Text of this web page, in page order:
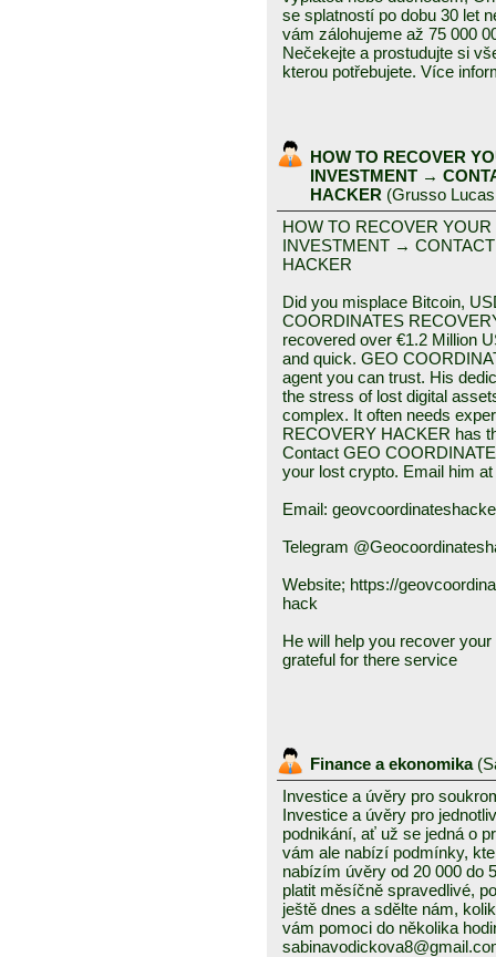
se splatností po dobu 30 let
vám zálohujeme až 75 000
Nečekejte a prostudujte si
kterou potřebujete. Více
HOW TO RECOVER
INVESTMENT →
HACKER (Grusso Lucas
HOW TO RECOVER
INVESTMENT →
HACKER
Did you misplace Bitcoin,
COORDINATES
recovered over €1.2 Million
and quick. GEO
agent you can trust. His
the stress of lost digital
complex. It often needs
RECOVERY HACKER has
Contact GEO
your lost crypto. Email him at
Email:
Telegram
Website; https://
hack
He will help you recover
grateful for there service
Finance a ekonomika (
Investice a úvěry pro
Investice a úvěry pro
podnikání, ať už se jedná o
vám ale nabízí podmínky,
nabízím úvěry od 20 000 do
platit měsíčně spravedlivé,
ještě dnes a sdělte nám,
vám pomoci do několika